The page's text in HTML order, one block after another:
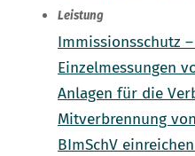
Leistung
Immissionsschutz
Einzelmessungen
Anlagen für die
Mitverbrennung
BImSchV